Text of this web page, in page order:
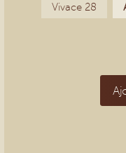
Vivace 28